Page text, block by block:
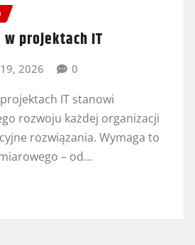
w projektach IT
2026 0
IT stanowi
rozwoju każdej organizacji
rozwiązania. Wymaga to
– od…